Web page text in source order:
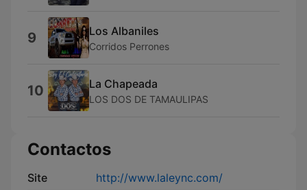
9 Los Albaniles
Corridos Perrones
10 La Chapeada
LOS DOS DE TAMAULIPAS
Contactos
Site
http://www.laleync.com/